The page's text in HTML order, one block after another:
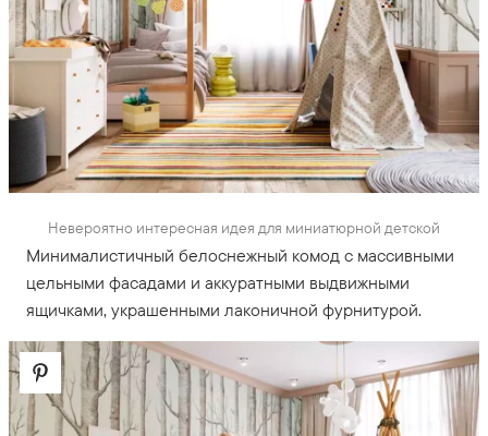
Невероятно интересная идея для миниатюрной детской
Минималистичный белоснежный комод с массивными
цельными фасадами и аккуратными выдвижными
ящичками, украшенными лаконичной фурнитурой.